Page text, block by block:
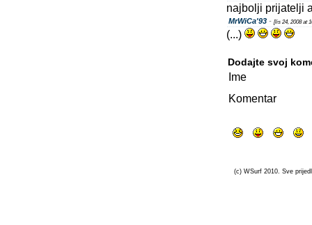
najbolji prijatelji
MrWiCa'93 - [lis 24, 2008 at
(...)
Dodajte svoj
Ime
Komentar
(c) WSurf 2010. Sve